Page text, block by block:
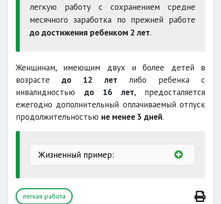
легкую работу с сохранением средне
месячного заработка по прежней работе
до достижения ребенком 2 лет.
Женщинам, имеющим двух и более детей в
возрастедо 12 лет либо ребенка с
инвалидностью до 16 лет, предосталяется
ежегодно дополнительный оплачиваемый отпуск
продолжительностью не менее 3 дней.
Жизненный пример:
легкая работа